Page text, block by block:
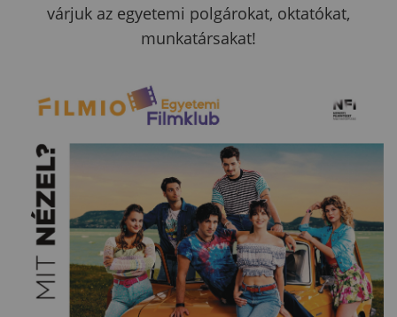
várjuk az egyetemi polgárokat, oktatókat,
munkatársakat!